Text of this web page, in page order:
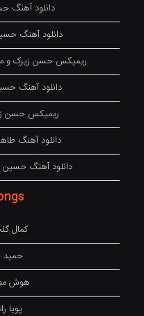
دانلود آهنگ
دانلود آهنگ
ریمیکس حسن زیرک و
دانلود آهنگ
ریمیکس حسن
دانلود آهنگ
دانلود آهنگ حسین
کمال
حمید
هوش
پویا